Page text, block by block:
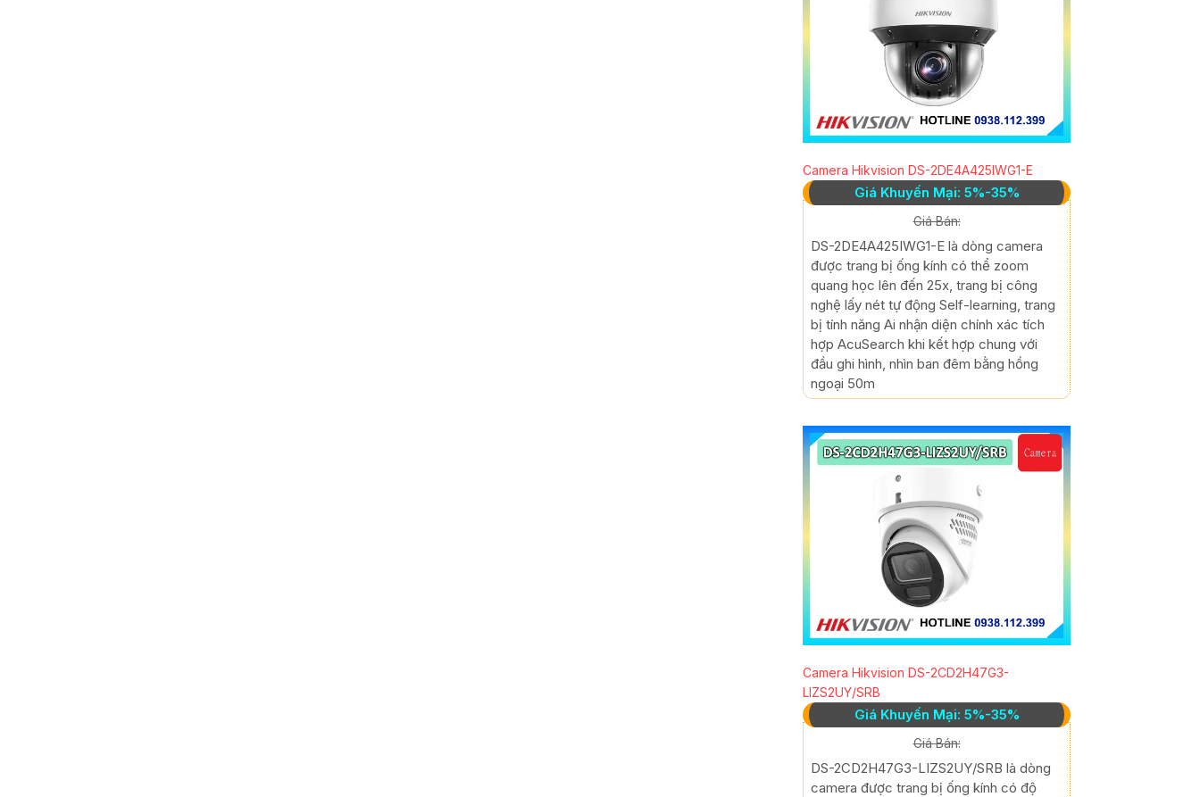
Camera Hikvision DS-2DE4A425IWG1-E
Giá Khuyến Mại: 5%-35%
Giá Bán:
DS-2DE4A425IWG1-E là dòng camera
được trang bị ống kính có thể zoom
quang học lên đến 25x, trang bị công
nghệ lấy nét tự động Self-learning, trang
bị tính năng Ai nhận diện chính xác tích
hợp AcuSearch khi kết hợp chung với
đầu ghi hình, nhìn ban đêm bằng hồng
ngoại 50m
Camera Hikvision DS-2CD2H47G3-
LIZS2UY/SRB
Giá Khuyến Mại: 5%-35%
Giá Bán:
DS-2CD2H47G3-LIZS2UY/SRB là dòng
camera được trang bị ống kính có độ